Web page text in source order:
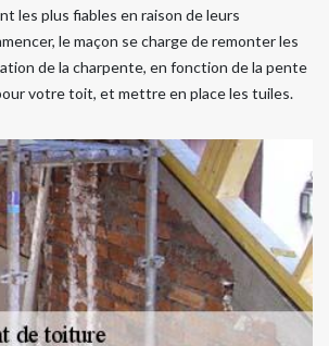
les plus fiables en raison de leurs
le maçon se charge de remonter les
de la charpente, en fonction de la pente
votre toit, et mettre en place les tuiles.